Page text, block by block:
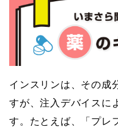
インスリンは、その成
すが、注入デバイスに
す。たとえば、「プレ